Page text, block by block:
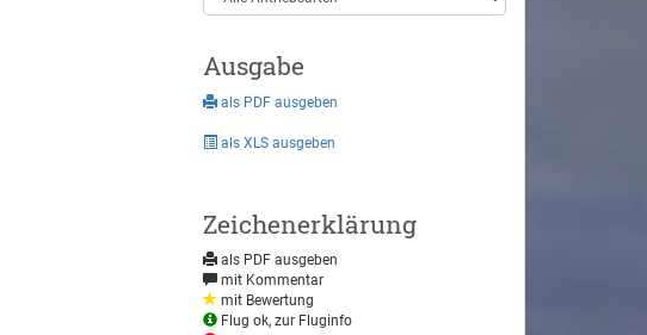
Ausgabe
als PDF ausgeben
als XLS ausgeben
Zeichenerklärung
als PDF ausgeben
mit Kommentar
mit Bewertung
Flug ok, zur Fluginfo